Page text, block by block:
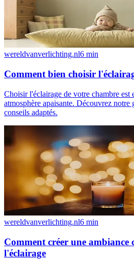
wereldvanverlichting.nl6 min
Comment bien choisir
Choisir l'éclairage de votre chambre est
atmosphère apaisante. Découvrez notre
conseils adaptés.
wereldvanverlichting.nl6 min
Comment créer une ambiance
l'éclairage